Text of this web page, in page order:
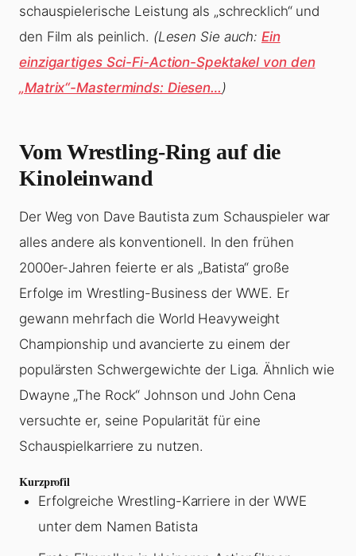
schauspielerische Leistung als „schrecklich“ und
den Film als peinlich. (Lesen Sie auch:Ein
einzigartiges Sci-Fi-Action-Spektakel von den
„Matrix“-Masterminds: Diesen…)
Vom Wrestling-Ring auf die
Kinoleinwand
Der Weg von Dave Bautista zum Schauspieler war
alles andere als konventionell. In den frühen
2000er-Jahren feierte er als „Batista“ große
Erfolge im Wrestling-Business der WWE. Er
gewann mehrfach die World Heavyweight
Championship und avancierte zu einem der
populärsten Schwergewichte der Liga. Ähnlich wie
Dwayne „The Rock“ Johnson und John Cena
versuchte er, seine Popularität für eine
Schauspielkarriere zu nutzen.
Kurzprofil
Erfolgreiche Wrestling-Karriere in der WWE
unter dem Namen Batista